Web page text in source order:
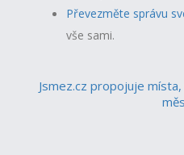
Převezměte správu
vše sami.
Jsmez.cz propojuje